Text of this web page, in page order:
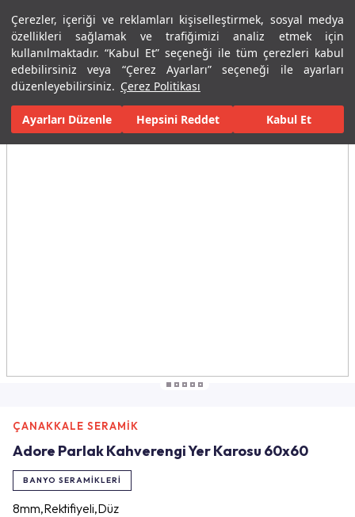
Çerezler, içeriği ve reklamları kişiselleştirmek, sosyal medya
özellikleri sağlamak ve trafiğimizi analiz etmek için
kullanılmaktadır. “Kabul Et” seçeneği ile tüm çerezleri kabul
edebilirsiniz veya “Çerez Ayarları” seçeneği ile ayarları
düzenleyebilirsiniz. Çerez Politikası
Ayarları Düzenle Hepsini Reddet Kabul Et
Menü Menü
Ana Sayfa Karolar Konut İçi Alanlar Banyo Seramikleri
Tüm Görseller(4)
ÇANAKKALE SERAMİK
Adore Parlak Kahverengi Yer Karosu 60x60
BANYO SERAMIKLERI
8mm,Rektifiyeli,Düz